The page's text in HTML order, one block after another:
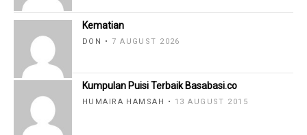
Kematian
DON 7 AUGUST 2026
Kumpulan Puisi Terbaik Basabasi.co
HUMAIRA HAMSAH 13 AUGUST 2015